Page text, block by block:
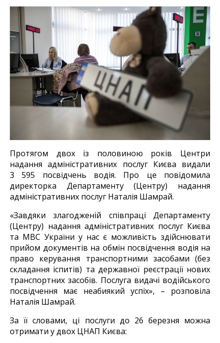
Протягом двох із половиною років Центри
надання адміністративних послуг Києва видали
3 595 посвідчень водія. Про це повідомила
директорка Департаменту (Центру) надання
адміністративних послуг Наталія Шамрай.
«Завдяки злагодженій співпраці Департаменту
(Центру) надання адміністративних послуг Києва
та МВС України у нас є можливість здійснювати
прийом документів на обмін посвідчення водія на
право керування транспортними засобами (без
складання іспитів) та державної реєстрації нових
транспортних засобів. Послуга видачі водійського
посвідчення має неабиякий успіх», – розповіла
Наталія Шамрай.
За її словами, ці послуги до 26 березня можна
отримати у двох ЦНАП Києва: